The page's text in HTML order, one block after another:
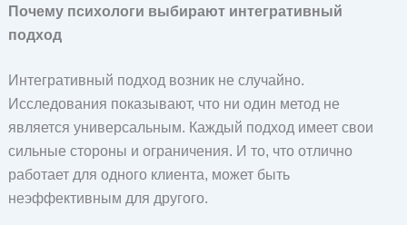
Почему психологи выбирают интегративный
подход
Интегративный подход возник не случайно.
Исследования показывают, что ни один метод не
является универсальным. Каждый подход имеет свои
сильные стороны и ограничения. И то, что отлично
работает для одного клиента, может быть
неэффективным для другого.